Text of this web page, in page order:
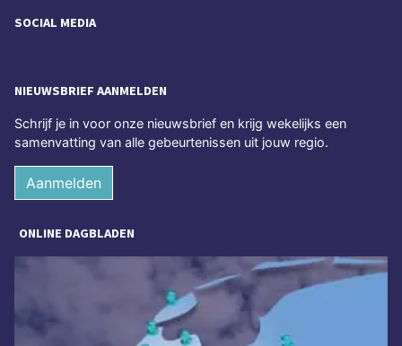
SOCIAL MEDIA
NIEUWSBRIEF AANMELDEN
Schrijf je in voor onze nieuwsbrief en krijg wekelijks een
samenvatting van alle gebeurtenissen uit jouw regio.
Aanmelden
ONLINE DAGBLADEN